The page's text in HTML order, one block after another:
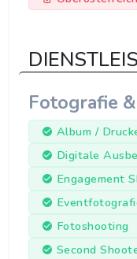
Fotografie
Album /
Digitale
Engagement
Fotoshooting
Second